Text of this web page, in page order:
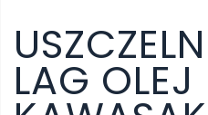
LAG OLEJ